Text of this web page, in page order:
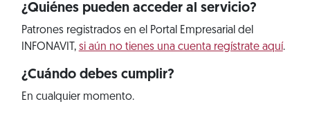
¿Quiénes pueden acceder al servicio?
Patrones registrados en el Portal Empresarial del
INFONAVIT, si aún no tienes una cuenta regístrate aquí.
¿Cuándo debes cumplir?
En cualquier momento.